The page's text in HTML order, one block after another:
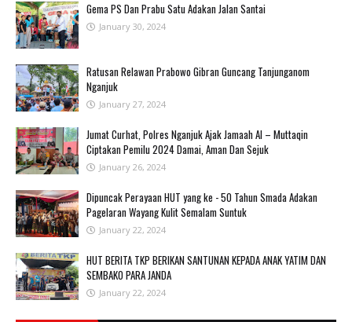
Gema PS Dan Prabu Satu Adakan Jalan Santai
January 30, 2024
Ratusan Relawan Prabowo Gibran Guncang Tanjunganom
Nganjuk
January 27, 2024
Jumat Curhat, Polres Nganjuk Ajak Jamaah Al – Muttaqin
Ciptakan Pemilu 2024 Damai, Aman Dan Sejuk
January 26, 2024
Dipuncak Perayaan HUT yang ke - 50 Tahun Smada Adakan
Pagelaran Wayang Kulit Semalam Suntuk
January 22, 2024
HUT BERITA TKP BERIKAN SANTUNAN KEPADA ANAK YATIM DAN
SEMBAKO PARA JANDA
January 22, 2024